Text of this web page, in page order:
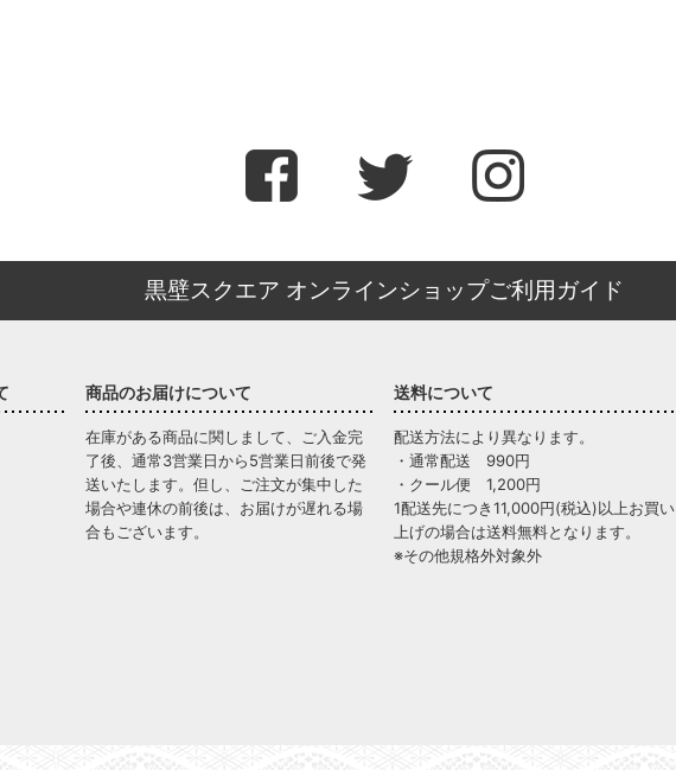
黒壁スクエア オンラインショップご利用ガイド
商品のお届けについて
在庫がある商品に関しまして、ご入金完
了後、通常3営業日から5営業日前後で発
送いたします。但し、ご注文が集中した
場合や連休の前後は、お届けが遅れる場
合もございます。
送料について
配送方法により異なります。
・通常配送 990円
・クール便 1,200円
1配送先につき11,000円(税込)以上お買い
上げの場合は送料無料となります。
※その他規格外対象外